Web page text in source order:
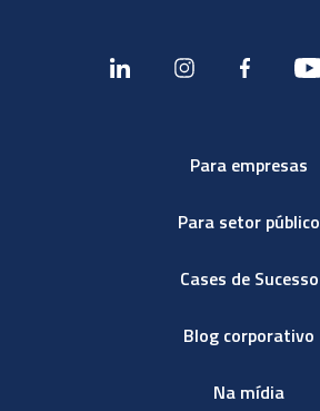
Para empresas
Para setor público
Cases de Sucesso
Blog corporativo
Na mídia